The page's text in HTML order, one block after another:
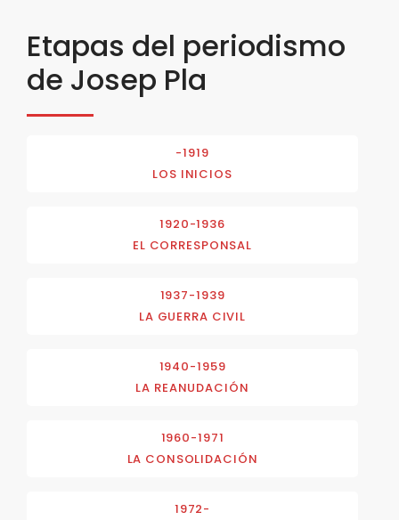
Etapas del periodismo
de Josep Pla
-1919
LOS INICIOS
1920-1936
EL CORRESPONSAL
1937-1939
LA GUERRA CIVIL
1940-1959
LA REANUDACIÓN
1960-1971
LA CONSOLIDACIÓN
1972-